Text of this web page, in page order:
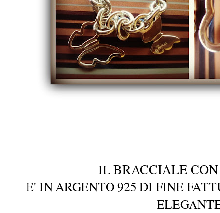
ILBRACCIALE
E' IN ARGENTO 925 DI FINE